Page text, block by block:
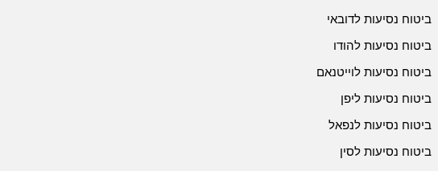
ביטוח נסיעות לדובאי
ביטוח נסיעות להודו
ביטוח נסיעות לוייטנאם
ביטוח נסיעות ליפן
ביטוח נסיעות לנפאל
ביטוח נסיעות לסין